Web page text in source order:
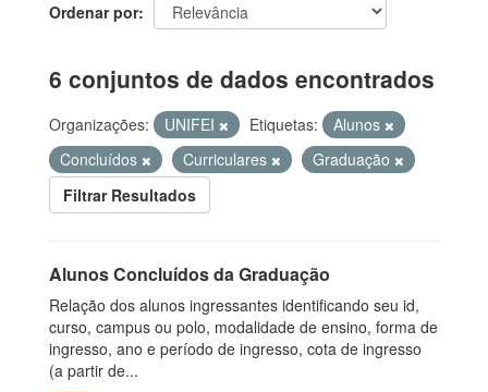
Ordenar por
6 conjuntos de dados encontrados
Organizações: UNIFEI Etiquetas:
Alunos
Concluídos
Curriculares
Graduação
Filtrar Resultados
Alunos Concluídos da Graduação
Relação dos alunos ingressantes identificando seu id,
curso, campus ou polo, modalidade de ensino, forma de
ingresso, ano e período de ingresso, cota de ingresso
(a partir de...